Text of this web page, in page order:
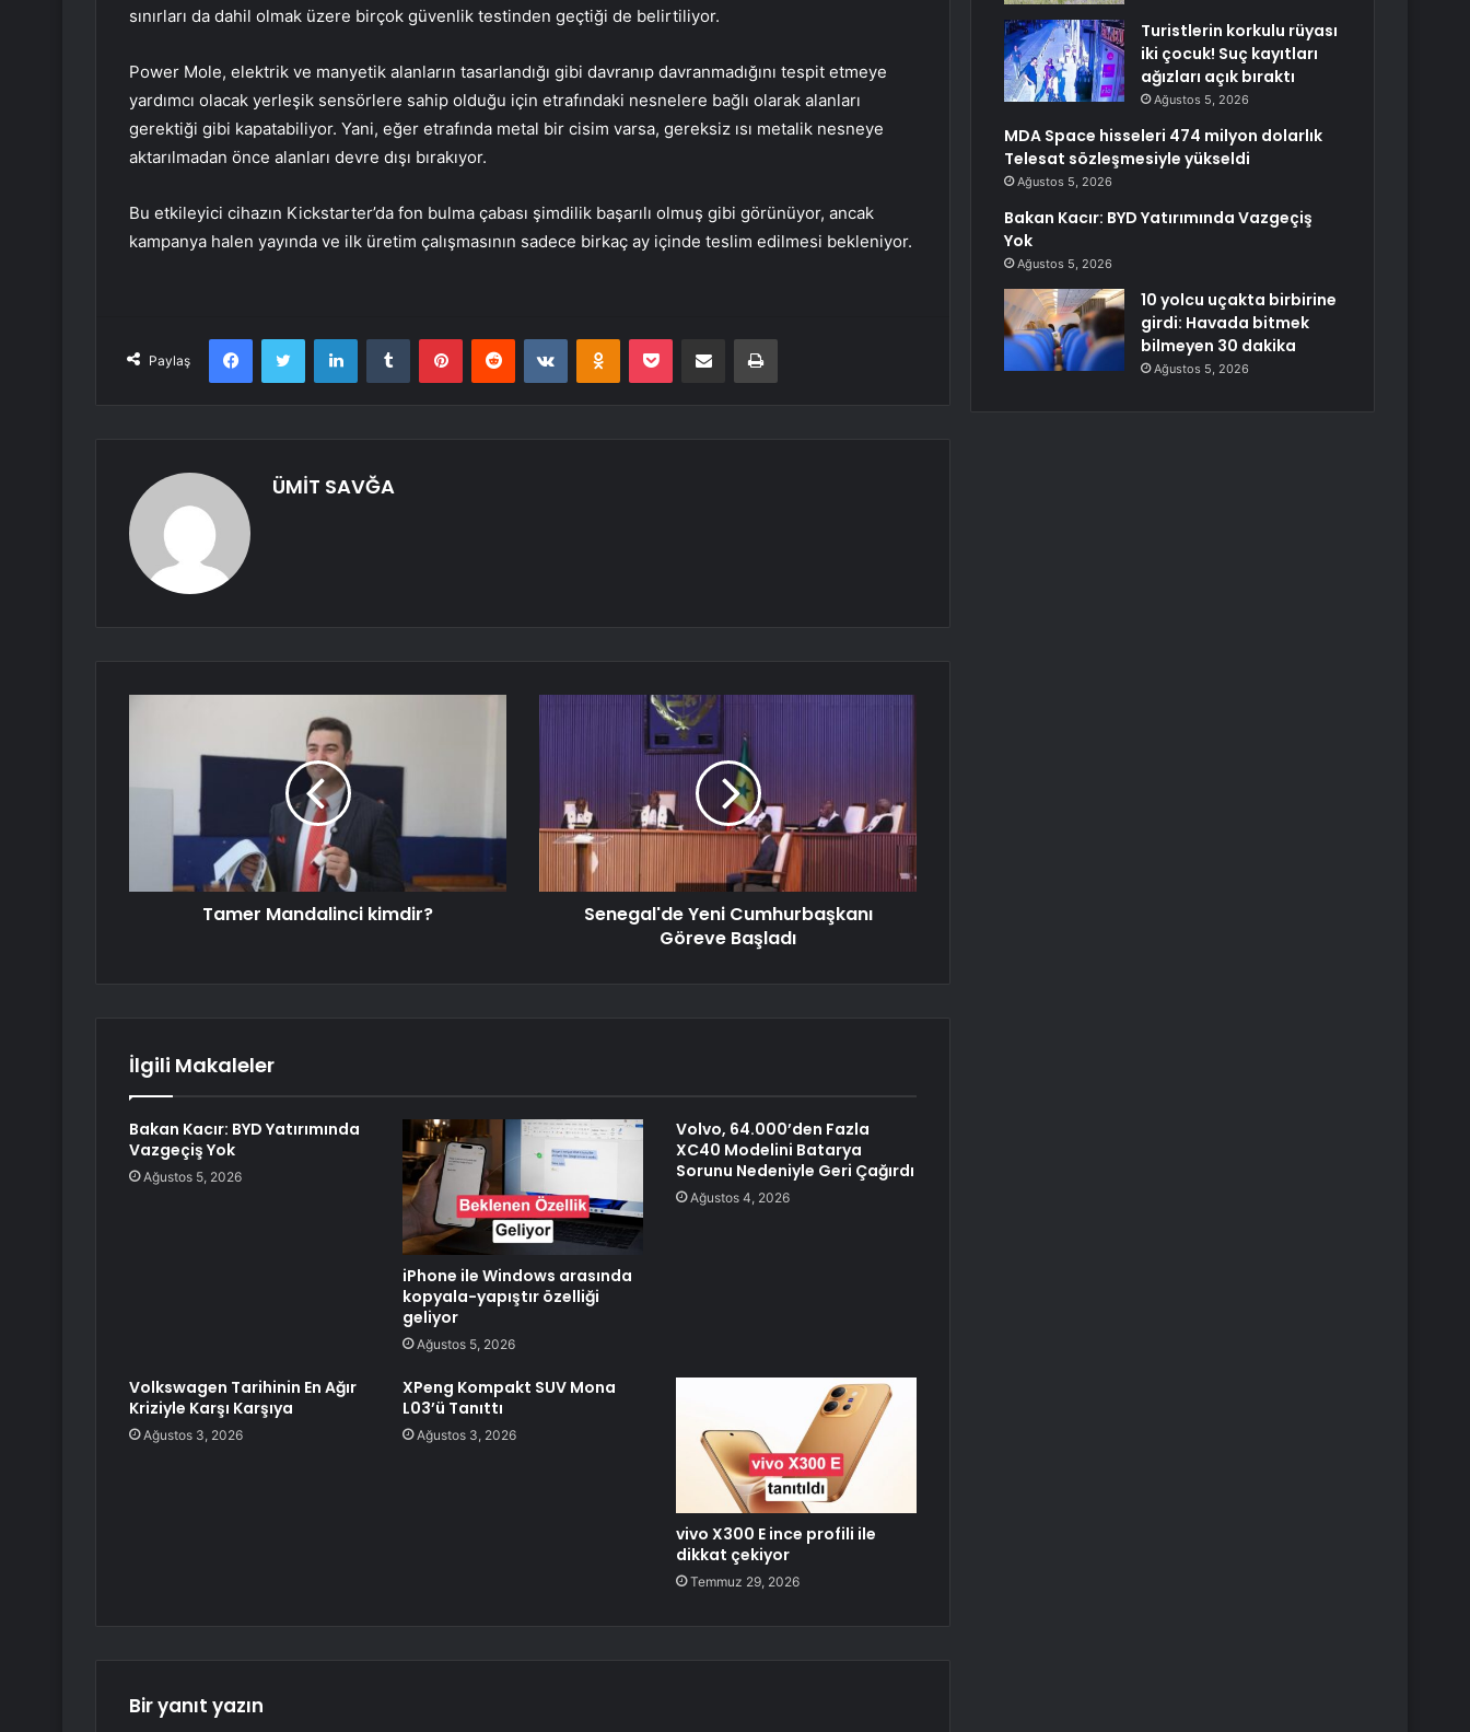
sınırları da dahil olmak üzere birçok güvenlik testinden geçtiği de belirtiliyor.
Power Mole, elektrik ve manyetik alanların tasarlandığı gibi davranıp davranmadığını tespit etmeye
yardımcı olacak yerleşik sensörlere sahip olduğu için etrafındaki nesnelere bağlı olarak alanları
gerektiği gibi kapatabiliyor. Yani, eğer etrafında metal bir cisim varsa, gereksiz ısı metalik nesneye
aktarılmadan önce alanları devre dışı bırakıyor.
Bu etkileyici cihazın Kickstarter’da fon bulma çabası şimdilik başarılı olmuş gibi görünüyor, ancak
kampanya halen yayında ve ilk üretim çalışmasının sadece birkaç ay içinde teslim edilmesi bekleniyor.
Paylaş
FacebookTwitter LinkedInTumblr PinterestReddit VKontakteOdnoklassniki
Pocket E-Posta ile paylaş Yazdır
ÜMİT SAVĞA
Tamer Mandalinci kimdir?
Senegal'de Yeni Cumhurbaşkanı
Göreve Başladı
İlgili Makaleler
Bakan Kacır: BYD Yatırımında
Vazgeçiş Yok
Ağustos 5, 2026
iPhone ile Windows arasında
kopyala-yapıştır özelliği
geliyor
Ağustos 5, 2026
Volvo, 64.000’den Fazla
XC40 Modelini Batarya
Sorunu Nedeniyle Geri Çağırdı
Ağustos 4, 2026
Volkswagen Tarihinin En Ağır
Kriziyle Karşı Karşıya
Ağustos 3, 2026
XPeng Kompakt SUV Mona
L03’ü Tanıttı
Ağustos 3, 2026
vivo X300 E ince profili ile
dikkat çekiyor
Temmuz 29, 2026
Bir yanıt yazın
Turistlerin korkulu rüyası
iki çocuk! Suç kayıtları
ağızları açık bıraktı
Ağustos 5, 2026
MDA Space hisseleri 474 milyon dolarlık
Telesat sözleşmesiyle yükseldi
Ağustos 5, 2026
Bakan Kacır: BYD Yatırımında Vazgeçiş
Yok
Ağustos 5, 2026
10 yolcu uçakta birbirine
girdi: Havada bitmek
bilmeyen 30 dakika
Ağustos 5, 2026